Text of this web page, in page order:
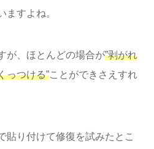
ますよね。
が、ほとんどの場合が”剥がれ
っつける”ことができさえすれ
貼り付けて修復を試みたとこ